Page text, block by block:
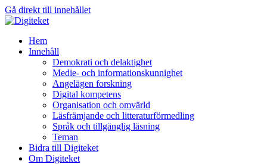
Gå direkt till innehållet
Hem
Innehåll
Demokrati och delaktighet
Medie- och informationskunnighet
Angelägen forskning
Digital kompetens
Organisation och omvärld
Läsfrämjande och litteraturförmedling
Språk och tillgänglig läsning
Teman
Bidra till Digiteket
Om Digiteket